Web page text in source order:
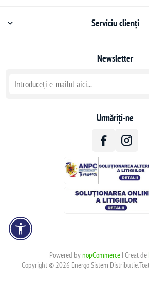
Serviciu clienți
Newsletter
Urmăriți-ne
Powered bynopCommerce| Creat de
Copyright © 2026 Energo Sistem